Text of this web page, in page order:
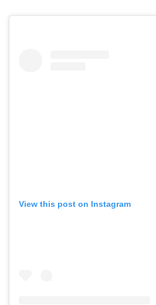
View this post on Instagram